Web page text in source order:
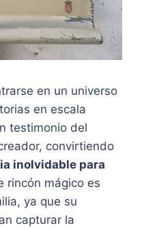
en un universo
en escala
testimonio del
convirtiendo
inolvidable para
rincón mágico es
ya que su
capturar la